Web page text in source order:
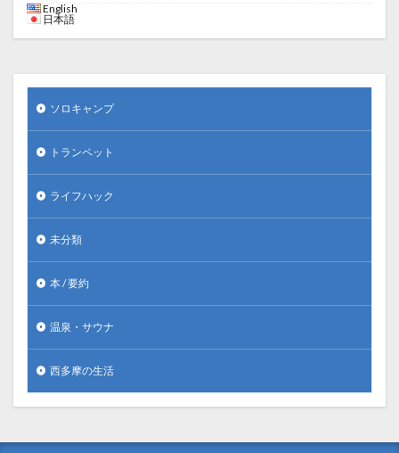
English
日本語
ソロキャンプ
トランペット
ライフハック
未分類
本 / 要約
温泉・サウナ
西多摩の生活